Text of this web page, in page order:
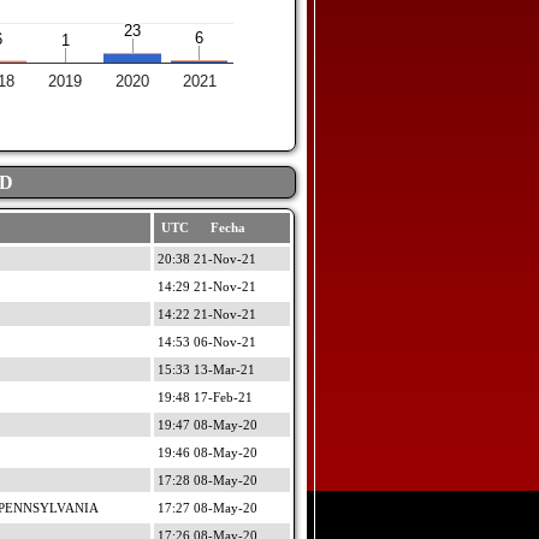
2019 2020 2021
1
1
23
23 6
6
UTC Fecha
20:38 21-Nov-21
14:29 21-Nov-21
14:22 21-Nov-21
14:53 06-Nov-21
15:33 13-Mar-21
19:48 17-Feb-21
19:47 08-May-20
19:46 08-May-20
17:28 08-May-20
17:27 08-May-20
17:26 08-May-20